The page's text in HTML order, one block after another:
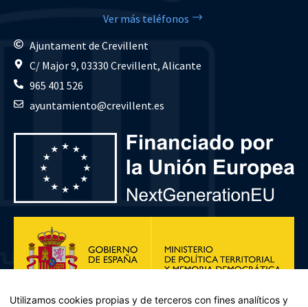
Ver más teléfonos
Ajuntament de Crevillent
C/ Major 9, 03330 Crevillent, Alicante
965 401 526
ayuntamiento@crevillent.es
Utilizamos cookies propias y de terceros con fines analíticos y